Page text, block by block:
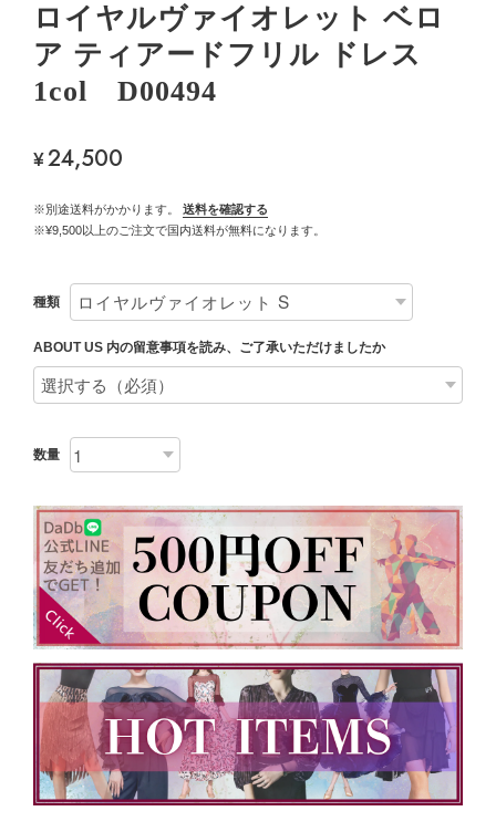
ロイヤルヴァイオレット ベロ
ア ティアードフリル ドレス
1col D00494
¥24,500
※別途送料がかかります。
送料を確認する
※¥9,500以上のご注文で国内送料が無料になります。
種類
ABOUT US 内の留意事項を読み、ご了承いただけましたか
数量